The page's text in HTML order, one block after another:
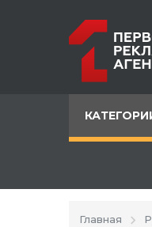
Главная